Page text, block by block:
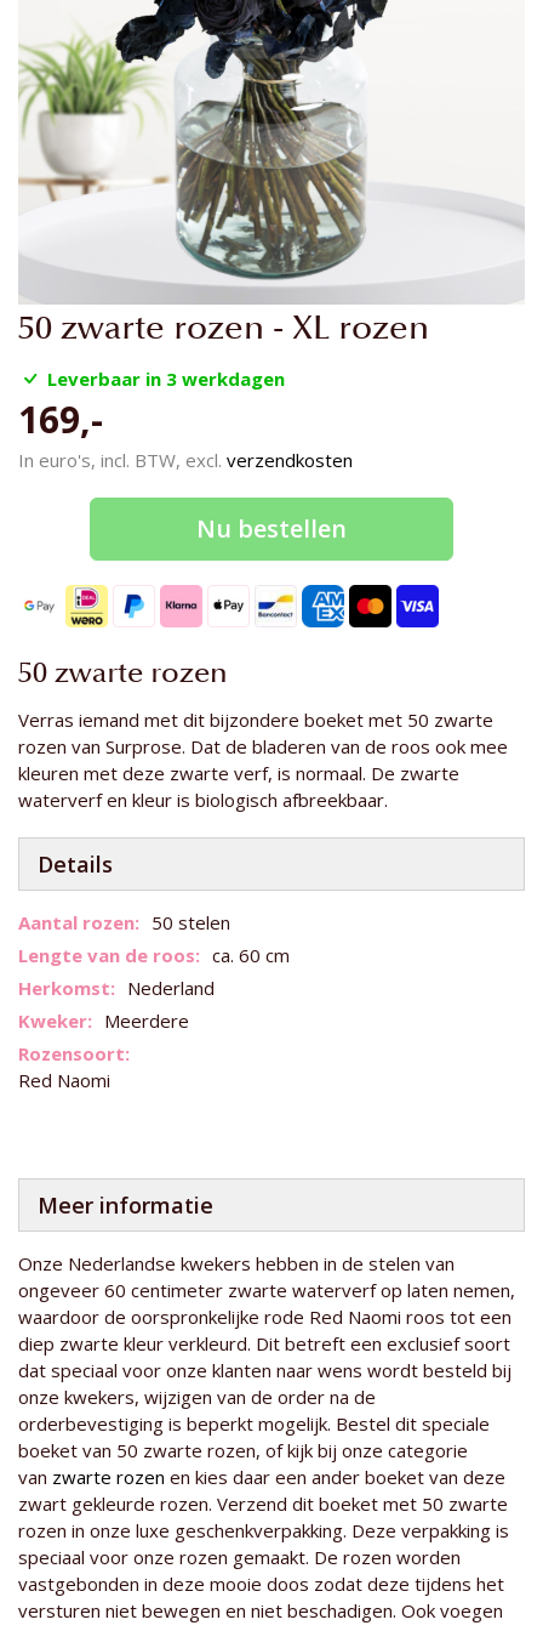
50 zwarte rozen - XL rozen
Leverbaar in 3 werkdagen
169,-
In euro's, incl. BTW, excl. verzendkosten
Nu bestellen
50 zwarte rozen
Verras iemand met dit bijzondere boeket met 50 zwarte
rozen van Surprose. Dat de bladeren van de roos ook mee
kleuren met deze zwarte verf, is normaal. De zwarte
waterverf en kleur is biologisch afbreekbaar.
Details
Meer
informatie
50 stelen
ca. 60 cm
Nederland
Meerdere
Red Naomi
Meer informatie
Onze Nederlandse kwekers hebben in de stelen van
ongeveer 60 centimeter zwarte waterverf op laten nemen,
waardoor de oorspronkelijke rode Red Naomi roos tot een
diep zwarte kleur verkleurd. Dit betreft een exclusief soort
dat speciaal voor onze klanten naar wens wordt besteld bij
onze kwekers, wijzigen van de order na de
orderbevestiging is beperkt mogelijk. Bestel dit speciale
boeket van 50 zwarte rozen, of kijk bij onze categorie
van zwarte rozen en kies daar een ander boeket van deze
zwart gekleurde rozen. Verzend dit boeket met 50 zwarte
rozen in onze luxe geschenkverpakking. Deze verpakking is
speciaal voor onze rozen gemaakt. De rozen worden
vastgebonden in deze mooie doos zodat deze tijdens het
versturen niet bewegen en niet beschadigen. Ook voegen
Ga
naar
het
van
de
afbeeldingen-